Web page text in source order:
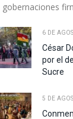
gobernaciones
6 DE
César
por el
Sucre
5 DE